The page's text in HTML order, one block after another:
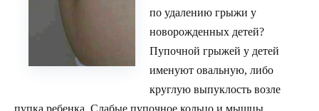
по удалению грыжи у
новорожденных детей?
Пупочной грыжей у детей
именуют овальную, либо
круглую выпуклость возле
пупка ребенка. Слабые пупочное кольцо и мышцы